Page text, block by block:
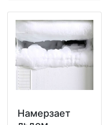
Намерзает